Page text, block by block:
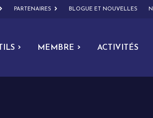
PARTENAIRES BLOGUE ET NOUVELLES
MEMBRE ACTIVITÉS